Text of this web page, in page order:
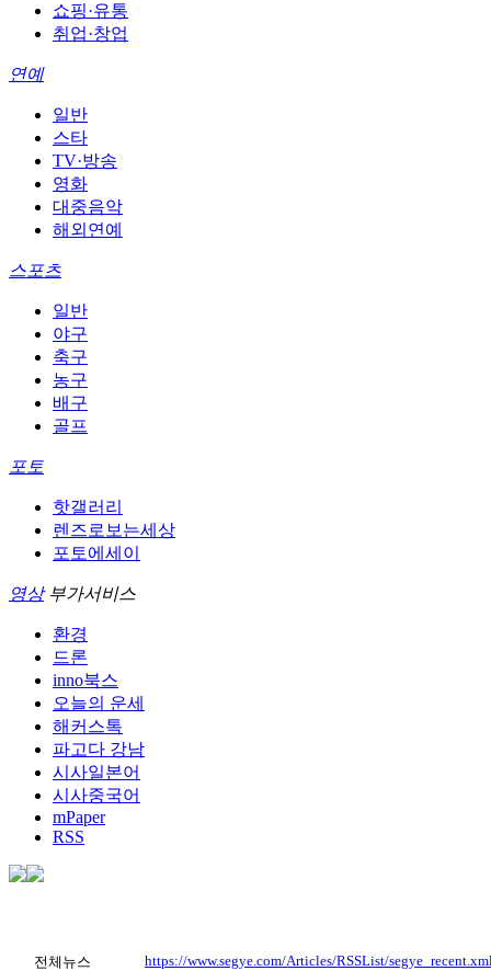
쇼핑·유통
취업·창업
연예
일반
스타
TV·방송
영화
대중음악
해외연예
스포츠
일반
야구
축구
농구
배구
골프
포토
핫갤러리
렌즈로보는세상
포토에세이
영상 부가서비스
환경
드론
inno북스
오늘의 운세
해커스톡
파고다 강남
시사일본어
시사중국어
mPaper
RSS
전체뉴스 https://www.segye.com/Articles/RSSList/